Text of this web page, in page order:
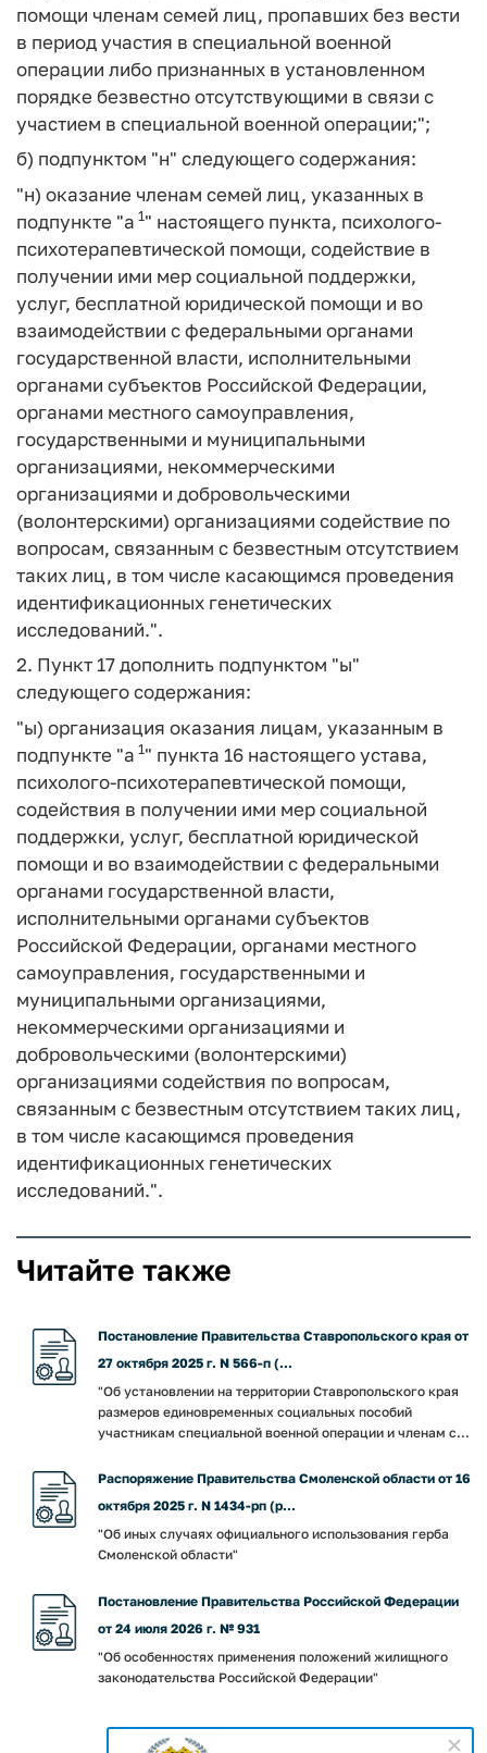
помощи членам семей лиц, пропавших без вести
в период участия в специальной военной
операции либо признанных в установленном
порядке безвестно отсутствующими в связи с
участием в специальной военной операции;";
б) подпунктом "н" следующего содержания:
"н) оказание членам семей лиц, указанных в
подпункте "а 1" настоящего пункта, психолого-
психотерапевтической помощи, содействие в
получении ими мер социальной поддержки,
услуг, бесплатной юридической помощи и во
взаимодействии с федеральными органами
государственной власти, исполнительными
органами субъектов Российской Федерации,
органами местного самоуправления,
государственными и муниципальными
организациями, некоммерческими
организациями и добровольческими
(волонтерскими) организациями содействие по
вопросам, связанным с безвестным отсутствием
таких лиц, в том числе касающимся проведения
идентификационных генетических
исследований.".
2. Пункт 17 дополнить подпунктом "ы"
следующего содержания:
"ы) организация оказания лицам, указанным в
подпункте "а 1" пункта 16 настоящего устава,
психолого-психотерапевтической помощи,
содействия в получении ими мер социальной
поддержки, услуг, бесплатной юридической
помощи и во взаимодействии с федеральными
органами государственной власти,
исполнительными органами субъектов
Российской Федерации, органами местного
самоуправления, государственными и
муниципальными организациями,
некоммерческими организациями и
добровольческими (волонтерскими)
организациями содействия по вопросам,
связанным с безвестным отсутствием таких лиц,
в том числе касающимся проведения
идентификационных генетических
исследований.".
Читайте также
Постановление Правительства Ставропольского края от
27 октября 2025 г. N 566-п (...
"Об установлении на территории Ставропольского края
размеров единовременных социальных пособий
участникам специальной военной операции и членам с...
Распоряжение Правительства Смоленской области от 16
октября 2025 г. N 1434-рп (р...
"Об иных случаях официального использования герба
Смоленской области"
Постановление Правительства Российской Федерации
от 24 июля 2026 г. № 931
"Об особенностях применения положений жилищного
законодательства Российской Федерации"